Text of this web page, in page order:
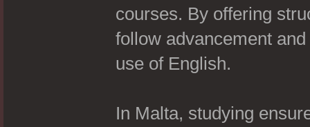
courses. By offering
follow advancement
use of English.
In Malta, studying